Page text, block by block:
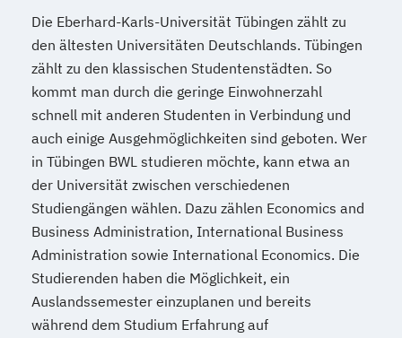
Die Eberhard-Karls-Universität Tübingen zählt zu
den ältesten Universitäten Deutschlands. Tübingen
zählt zu den klassischen Studentenstädten. So
kommt man durch die geringe Einwohnerzahl
schnell mit anderen Studenten in Verbindung und
auch einige Ausgehmöglichkeiten sind geboten. Wer
in Tübingen BWL studieren möchte, kann etwa an
der Universität zwischen verschiedenen
Studiengängen wählen. Dazu zählen Economics and
Business Administration, International Business
Administration sowie International Economics. Die
Studierenden haben die Möglichkeit, ein
Auslandssemester einzuplanen und bereits
während dem Studium Erfahrung auf